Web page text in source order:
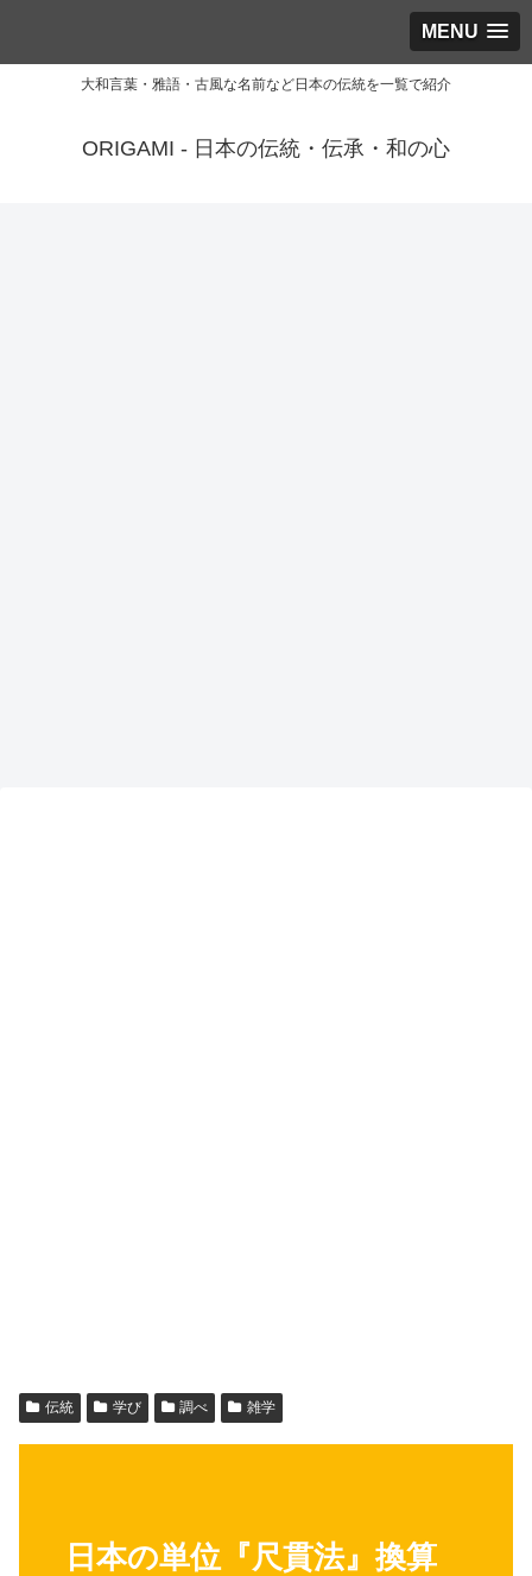
MENU
大和言葉・雅語・古風な名前など日本の伝統を一覧で紹介
ORIGAMI - 日本の伝統・伝承・和の心
伝統 学び 調べ 雑学
日本の単位『尺貫法』換算